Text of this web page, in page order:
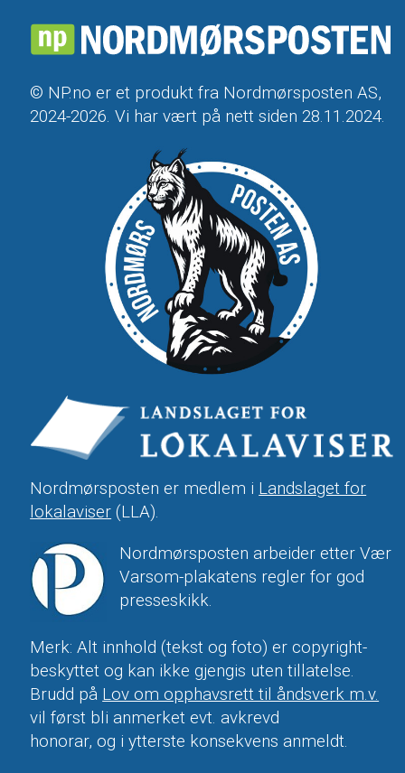
© NP.no er et produkt fra Nordmørsposten AS,
2024-2026. Vi har vært på nett siden 28.11.2024.
Nordmørsposten er medlem i Landslaget for
lokalaviser (LLA).
Nordmørsposten arbeider etter Vær
Varsom-plakatens regler for god
presseskikk.
Merk: Alt innhold (tekst og foto) er copyright-
beskyttet og kan ikke gjengis uten tillatelse.
Brudd på Lov om opphavsrett til åndsverk m.v.
vil først bli anmerket evt. avkrevd
honorar, og i ytterste konsekvens anmeldt.